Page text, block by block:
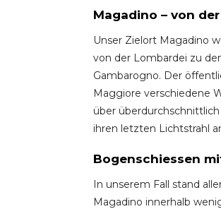
Magadino – von
Unser Zielort Magadino
von der Lombardei zu
Gambarogno. Der
Maggiore verschiedene
über
ihren letzten Lichtstrahl
Bogenschiessen
In unserem Fall stand
Magadino innerhalb